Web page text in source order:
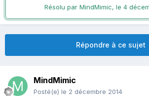
Résolu par MindMimic, le 4
Répondre à ce sujet
MindMimic
Posté(e) le 2 décembre 2014